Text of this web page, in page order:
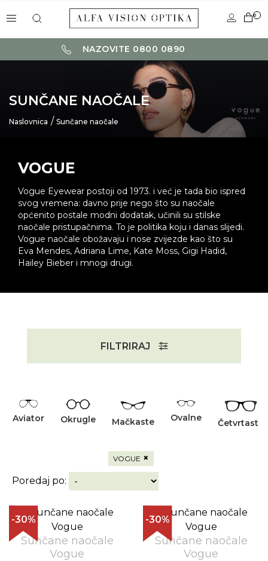
0
NAZOVITE 0800 0890
SUNČANE NAOČALE
Naslovnica Sunčane naočale
VOGUE
Vogue Eyewear postoji od 1973. i već je tada bio ispred
svog vremena: davno prije nego što su naočale
općenito postale modni dodatak, učinili su stilske
naočale pristupačnima. To je politika koju i danas slijedi.
Vogue naočale obožavaju i nose zvijezde kao što su
Eva Mendes, Adriana Lime, Kate Moss, Gigi Hadid,
Hailey Bieber i mnogi drugi.
FILTRIRAJ
Aviator Okrugle Mačkaste Ovalne Četvrtaste
VOGUE ×
Poredaj po:
-30%
Sunčane naočale
Vogue
-30%
Sunčane naočale
Vogue